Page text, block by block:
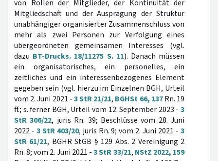
von Rollen der Mitglieder, der Kontinuität der
Mitgliedschaft und der Ausprägung der Struktur
unabhängiger organisierter Zusammenschluss von
mehr als zwei Personen zur Verfolgung eines
übergeordneten gemeinsamen Interesses (vgl.
dazu BT-Drucks. 18/11275 S. 11). Danach müssen
ein organisatorisches, ein personelles, ein
zeitliches und ein interessenbezogenes Element
gegeben sein (vgl. hierzu im Einzelnen BGH, Urteil
vom 2. Juni 2021 -3 StR 21/21, BGHSt 66, 137Rn. 19
ff.; s. ferner BGH, Urteil vom 12. September 2023 - 3
StR 306/22, juris Rn. 39; Beschlüsse vom 28. Juni
2022 - 3 StR 403/20, juris Rn. 9; vom 2. Juni 2021 -3
StR 61/21, BGHR StGB § 129 Abs. 2 Vereinigung 2
Rn. 8; vom 2. Juni 2021 -3 StR 33/21, NStZ 2022, 159